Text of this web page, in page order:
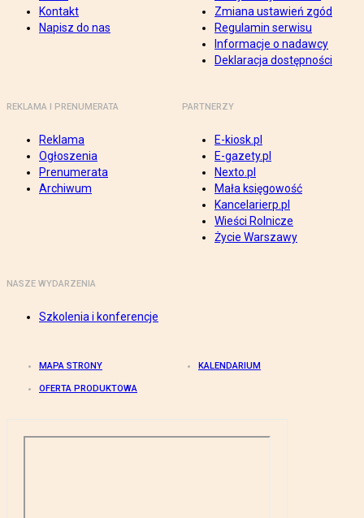
Kontakt
Napisz do nas
Zmiana ustawień zgód
Regulamin serwisu
Informacje o nadawcy
Deklaracja dostępności
REKLAMA I PRENUMERATA
Reklama
Ogłoszenia
Prenumerata
Archiwum
PARTNERZY
E-kiosk.pl
E-gazety.pl
Nexto.pl
Mała księgowość
Kancelarierp.pl
Wieści Rolnicze
Życie Warszawy
NASZE WYDARZENIA
Szkolenia i konferencje
MAPA STRONY KALENDARIUM
OFERTA PRODUKTOWA